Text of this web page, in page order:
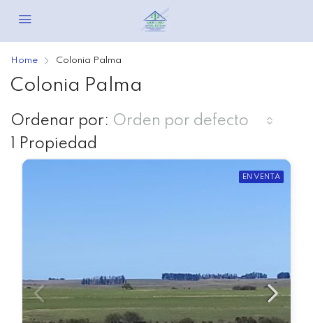
Home Colonia Palma
Colonia Palma
1 Propiedad
Ordenar por: Orden por defecto
EN VENTA